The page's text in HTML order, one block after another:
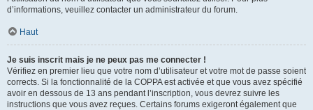
d’informations, veuillez contacter un administrateur du forum.
Haut
Je suis inscrit mais je ne peux pas me connecter !
Vérifiez en premier lieu que votre nom d’utilisateur et votre mot de passe soient
corrects. Si la fonctionnalité de la COPPA est activée et que vous avez spécifié
avoir en dessous de 13 ans pendant l’inscription, vous devrez suivre les
instructions que vous avez reçues. Certains forums exigeront également que